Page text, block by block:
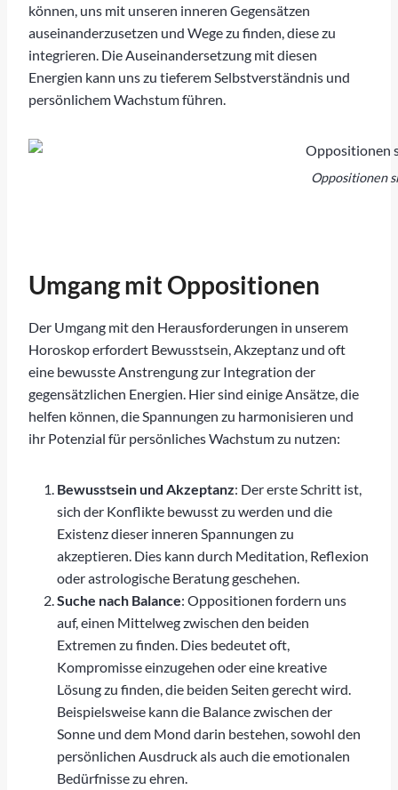
können, uns mit unseren inneren Gegensätzen
auseinanderzusetzen und Wege zu finden, diese zu
integrieren. Die Auseinandersetzung mit diesen
Energien kann uns zu tieferem Selbstverständnis und
persönlichem Wachstum führen.
Oppositionen
Umgang mit Oppositionen
Der Umgang mit den Herausforderungen in unserem
Horoskop erfordert Bewusstsein, Akzeptanz und oft
eine bewusste Anstrengung zur Integration der
gegensätzlichen Energien. Hier sind einige Ansätze, die
helfen können, die Spannungen zu harmonisieren und
ihr Potenzial für persönliches Wachstum zu nutzen:
Bewusstsein und Akzeptanz: Der erste Schritt ist,
sich der Konflikte bewusst zu werden und die
Existenz dieser inneren Spannungen zu
akzeptieren. Dies kann durch Meditation, Reflexion
oder astrologische Beratung geschehen.
Suche nach Balance: Oppositionen fordern uns
auf, einen Mittelweg zwischen den beiden
Extremen zu finden. Dies bedeutet oft,
Kompromisse einzugehen oder eine kreative
Lösung zu finden, die beiden Seiten gerecht wird.
Beispielsweise kann die Balance zwischen der
Sonne und dem Mond darin bestehen, sowohl den
persönlichen Ausdruck als auch die emotionalen
Bedürfnisse zu ehren.